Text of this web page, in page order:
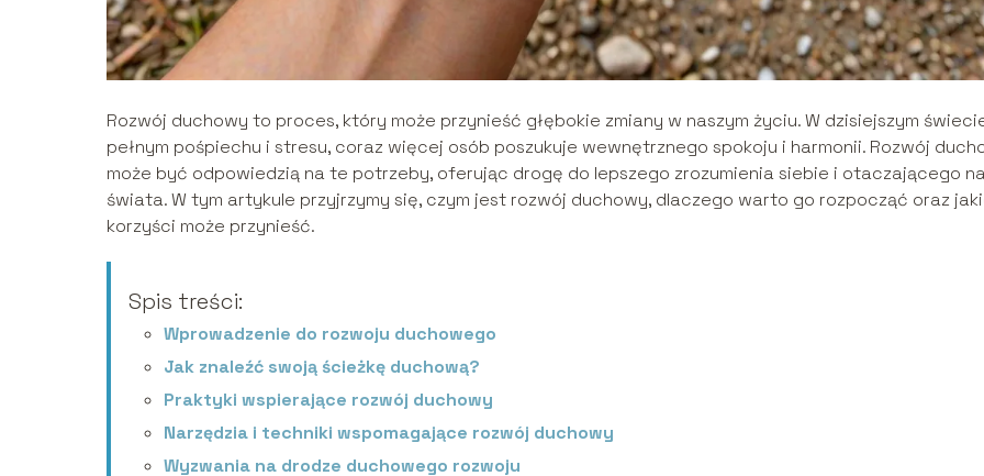
Rozwój duchowy to proces, który może przynieść głębokie zmiany w naszym życiu. W dzisiejszym
pełnym pośpiechu i stresu, coraz więcej osób poszukuje wewnętrznego spokoju i harmonii. Rozwój
może być odpowiedzią na te potrzeby, oferując drogę do lepszego zrozumienia siebie i otaczającego
świata. W tym artykule przyjrzymy się, czym jest rozwój duchowy, dlaczego warto go rozpocząć oraz
korzyści może przynieść.
Spis treści:
Wprowadzenie do rozwoju duchowego
Jak znaleźć swoją ścieżkę duchową?
Praktyki wspierające rozwój duchowy
Narzędzia i techniki wspomagające rozwój duchowy
Wyzwania na drodze duchowego rozwoju